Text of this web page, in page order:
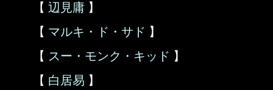
【 辺見庸 】
【 マルキ・ド・サド 】
【 スー・モンク・キッド 】
【 白居易 】